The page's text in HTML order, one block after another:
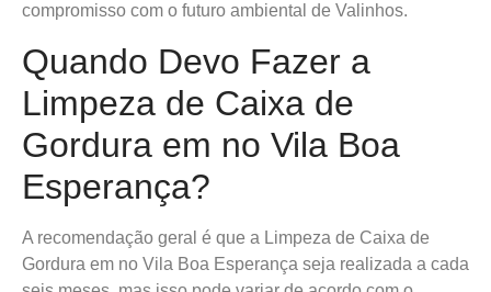
compromisso com o futuro ambiental de Valinhos.
Quando Devo Fazer a
Limpeza de Caixa de
Gordura em no Vila Boa
Esperança?
A recomendação geral é que a Limpeza de Caixa de
Gordura em no Vila Boa Esperança seja realizada a cada